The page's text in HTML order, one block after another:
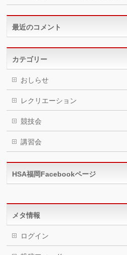
最近のコメント
カテゴリー
おしらせ
レクリエーション
競技会
講習会
HSA福岡Facebookページ
メタ情報
ログイン